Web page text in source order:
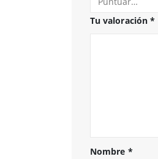
Tu valoración *
Nombre *